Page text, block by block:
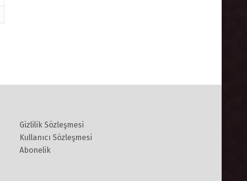
Gizlilik Sözleşmesi
Kullanıcı Sözleşmesi
Abonelik